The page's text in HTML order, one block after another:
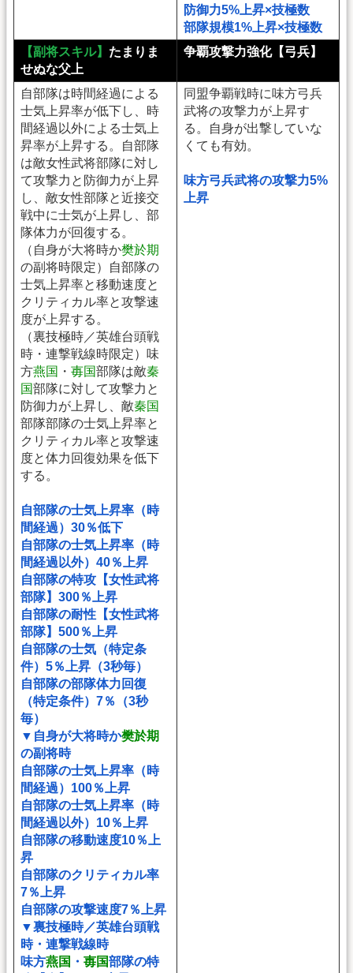
防御力5%上昇×技極数
部隊規模1%上昇×技極数
【副将スキル】 たまりま
せぬな父上
争覇攻撃力強化【弓兵】
自部隊は時間経過による
士気上昇率が低下し、時
間経過以外による士気上
昇率が上昇する。自部隊
は敵女性武将部隊に対し
て攻撃力と防御力が上昇
し、敵女性部隊と近接交
戦中に士気が上昇し、部
隊体力が回復する。
（自身が大将時か樊於期
の副将時限定）自部隊の
士気上昇率と移動速度と
クリティカル率と攻撃速
度が上昇する。
（裏技極時／英雄台頭戦
時・連撃戦線時限定）味
方燕国 ・ 毐国部隊は敵秦
国部隊に対して攻撃力と
防御力が上昇し、敵秦国
部隊部隊の士気上昇率と
クリティカル率と攻撃速
度と体力回復効果を低下
する。
自部隊の士気上昇率（時
間経過）30％低下
自部隊の士気上昇率（時
間経過以外）40％上昇
自部隊の特攻【女性武将
部隊】300％上昇
自部隊の耐性【女性武将
部隊】500％上昇
自部隊の士気（特定条
件）5％上昇（3秒毎）
自部隊の部隊体力回復
（特定条件）7％（3秒
毎）
▼自身が大将時か樊於期
の副将時
自部隊の士気上昇率（時
間経過）100％上昇
自部隊の士気上昇率（時
間経過以外）10％上昇
自部隊の移動速度10％上
昇
自部隊のクリティカル率
7％上昇
自部隊の攻撃速度7％上昇
▼裏技極時／英雄台頭戦
時・連撃戦線時
味方燕国 ・ 毐国部隊の特
同盟争覇戦時に味方弓兵
武将の攻撃力が上昇す
る。自身が出撃していな
くても有効。
味方弓兵武将の攻撃力5%
上昇